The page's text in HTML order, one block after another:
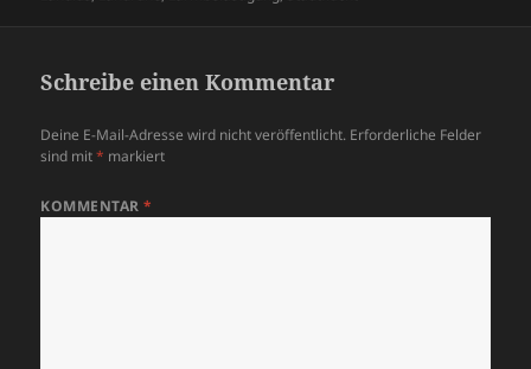
Schreibe einen Kommentar
Deine E-Mail-Adresse wird nicht veröffentlicht. Erforderliche Felder
sind mit* markiert
KOMMENTAR*